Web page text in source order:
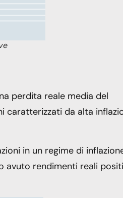
perdita reale media del
caratterizzati da alta
in un regime di
avuto rendimenti reali